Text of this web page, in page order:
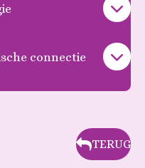
connectie
TERUG